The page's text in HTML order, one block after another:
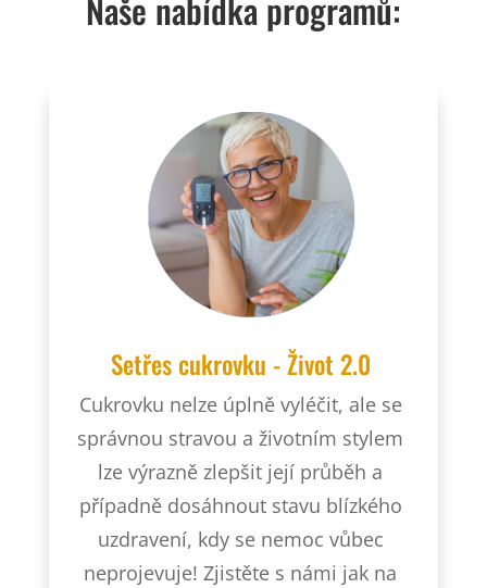
Setřes cukrovku - Život 2.0
Cukrovku nelze úplně vyléčit, ale se
správnou stravou a životním stylem
lze výrazně zlepšit její průběh a
případně dosáhnout stavu blízkého
uzdravení, kdy se nemoc vůbec
neprojevuje! Zjistěte s námi jak na